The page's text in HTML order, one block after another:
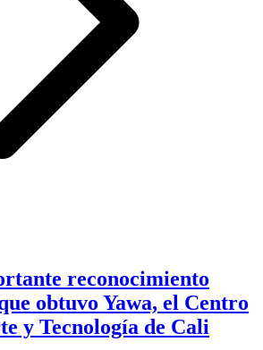
reconocimiento
obtuvo Yawa, el Centro
y Tecnología de Cali